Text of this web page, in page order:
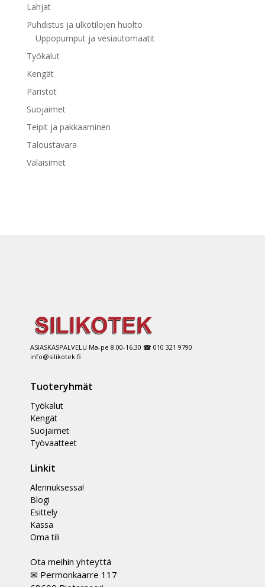
Lahjat
Puhdistus ja ulkotilojen huolto
Uppopumput ja vesiautomaatit
Työkalut
Kengät
Paristot
Suojaimet
Teipit ja pakkaaminen
Taloustavara
Valaisimet
ASIASKASPALVELU Ma-pe 8.00-16.30 ☎ 010 321 9790
info@silikotek.fi
Tuoteryhmät
Työkalut
Kengät
Suojaimet
Työvaatteet
Linkit
Alennuksessa!
Blogi
Esittely
Kassa
Oma tili
Ota meihin yhteyttä
✉ Permonkaarre 117